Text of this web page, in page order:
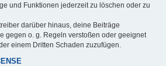
und Funktionen jederzeit zu löschen oder zu
darüber hinaus, deine Beiträge
gegen o. g. Regeln verstoßen oder geeignet
einem Dritten Schaden zuzufügen.